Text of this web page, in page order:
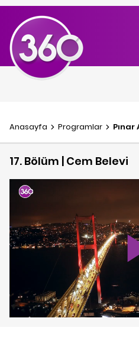
Anasayfa Programlar
17. Bölüm | Cem Belevi